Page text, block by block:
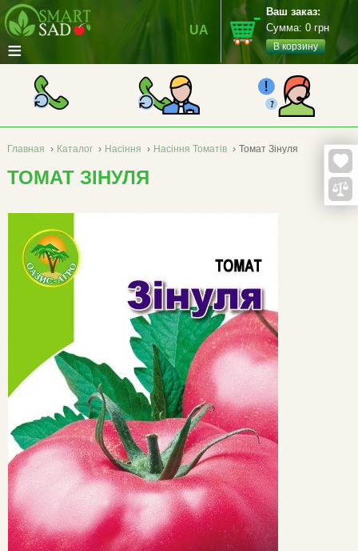
≡
UA
Ваш заказ:
Сумма: 0 грн
В корзину
Главная › Каталог › Насіння › Насіння Томатів › Томат Зінуля
ТОМАТ ЗІНУЛЯ